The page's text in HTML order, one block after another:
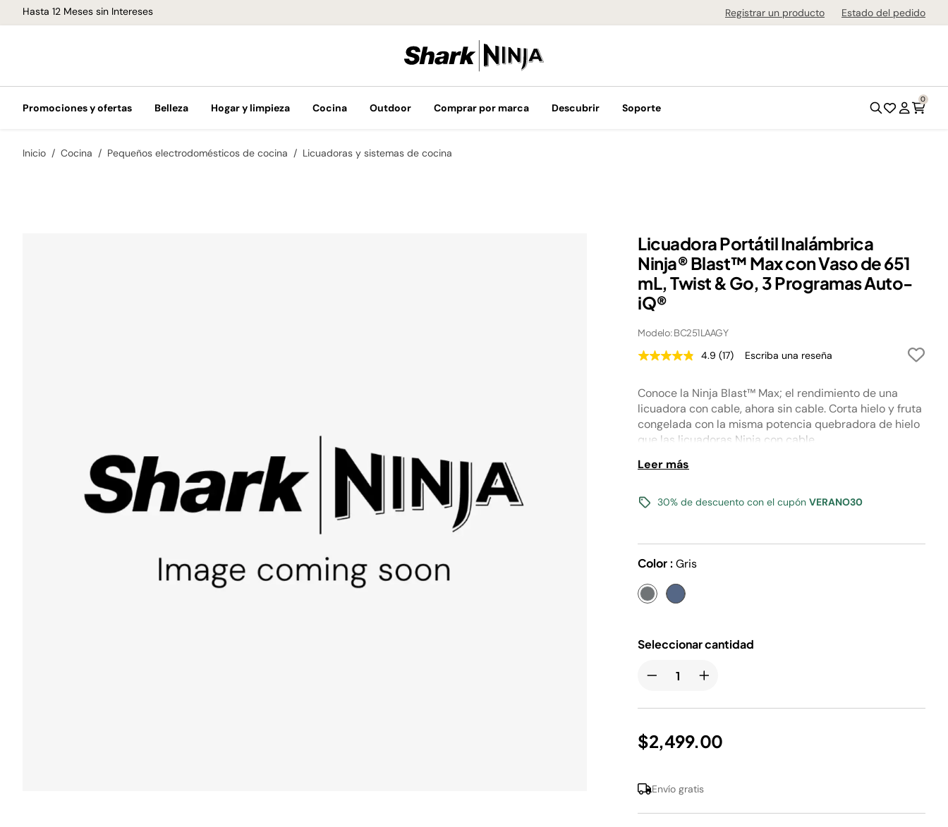
Hasta 12 Meses sin Intereses ¡Envíos GRATIS de 1-3 días en todo el país!Registrar un producto Estado del pedido
Promociones y ofertas Belleza Hogar y limpieza Cocina Outdoor Comprar por marca Descubrir Soporte
0
Inicio Cocina Pequeños electrodomésticos de cocina Licuadoras y sistemas de cocina
Licuadora Portátil Inalámbrica
Ninja® Blast™ Max con Vaso de 651
mL, Twist & Go, 3 Programas Auto-
iQ®
Modelo: BC251LAAGY
4.9 Lea
Enlace
en
la
misma
página.
(17) Escriba una reseña
Conoce la Ninja Blast™ Max; el rendimiento de una
licuadora con cable, ahora sin cable. Corta hielo y fruta
congelada con la misma potencia quebradora de hielo
que las licuadoras Ninja con cable.
Leer más
30% de descuento con el cupón VERANO30
Color : Gris
Seleccionar cantidad
$2,499.00
Envío gratis